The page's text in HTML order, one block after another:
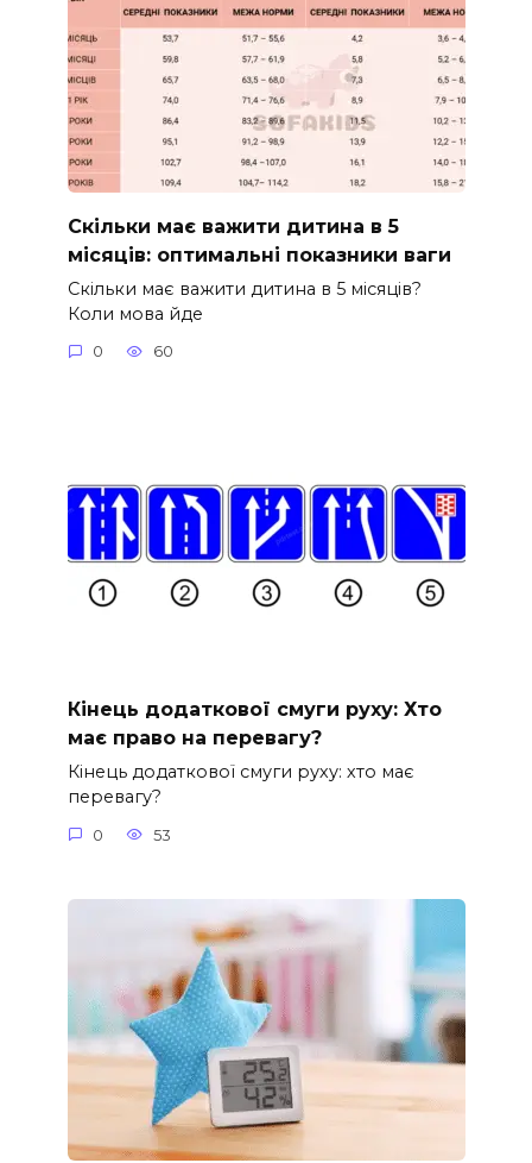
Скільки має важити дитина в 5
місяців: оптимальні показники ваги
Скільки має важити дитина в 5 місяців?
Коли мова йде
0 60
Кінець додаткової смуги руху: Хто
має право на перевагу?
Кінець додаткової смуги руху: хто має
перевагу?
0 53